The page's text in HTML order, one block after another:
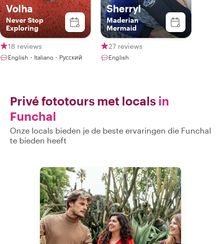
Volha
Never Stop
Exploring
18 reviews
English・Italiano・Русский
Sherryl
Maderian
Mermaid
27 reviews
English
Privé fototours met locals in
Funchal
Onze locals bieden je de beste ervaringen die Funchal
te bieden heeft